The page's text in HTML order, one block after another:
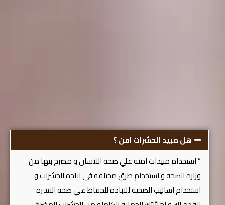
هل مبيد الحشرات امن ؟
” استخدام مبيدات امنه علي صحه الانسان و مصرح بيها من
وزاره الصحه و استخدام طرق مختلفه في اباده الحشرات و
استخدام اساليب الصحيه للاباده للحفاظ علي صحه الاسره